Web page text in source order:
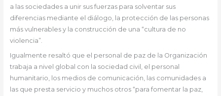
a las sociedades a unir sus fuerzas para solventar sus
diferencias mediante el diálogo, la protección de las personas
más vulnerables y la construcción de una “cultura de no
violencia”.
Igualmente resaltó que el personal de paz de la Organización
trabaja a nivel global con la sociedad civil, el personal
humanitario, los medios de comunicación, las comunidades a
las que presta servicio y muchos otros “para fomentar la paz,